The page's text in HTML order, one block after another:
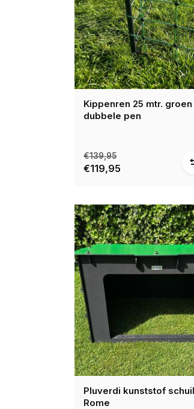
Kippenren 25 mtr.
dubbele pen
€139,95
€119,95
Pluverdi kunststof
Rome